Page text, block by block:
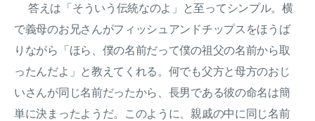
答えは「そういう伝統なのよ」と至ってシンプル。横
で義母のお兄さんがフィッシュアンドチップスをほうば
りながら「ほら、僕の名前だって僕の祖父の名前から取
ったんだよ」と教えてくれる。何でも父方と母方のおじ
いさんが同じ名前だったから、長男である彼の命名は簡
単に決まったようだ。このように、親戚の中に同じ名前